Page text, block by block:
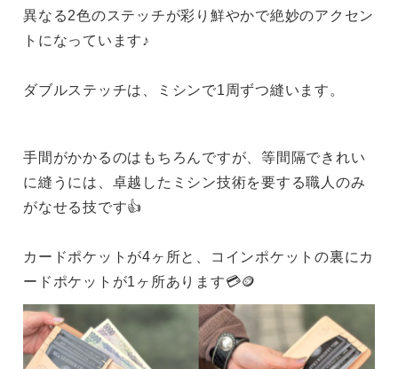
異なる2色のステッチが彩り鮮やかで絶妙のアクセン
トになっています♪
ダブルステッチは、ミシンで1周ずつ縫います。
手間がかかるのはもちろんですが、等間隔できれい
に縫うには、卓越したミシン技術を要する職人のみ
がなせる技です👍
カードポケットが4ヶ所と、コインポケットの裏にカ
ードポケットが1ヶ所あります💳🪙